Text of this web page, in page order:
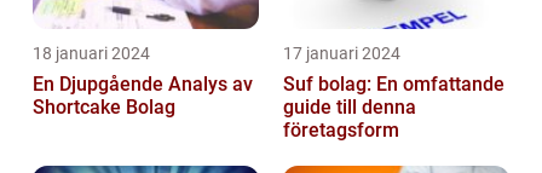
18 januari 2024
En Djupgående Analys av
Shortcake Bolag
17 januari 2024
Suf bolag: En omfattande
guide till denna
företagsform